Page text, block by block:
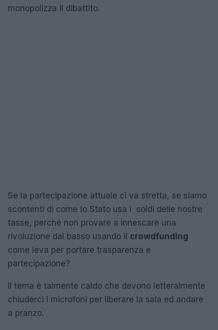
monopolizza il dibattito.
Se la partecipazione attuale ci va stretta, se siamo
scontenti di come lo Stato usa i soldi delle nostre
tasse, perché non provare a innescare una
rivoluzione dal basso usando il crowdfunding
come leva per portare trasparenza e
partecipazione?
Il tema è talmente caldo che devono letteralmente
chiuderci i microfoni per liberare la sala ed andare
a pranzo.